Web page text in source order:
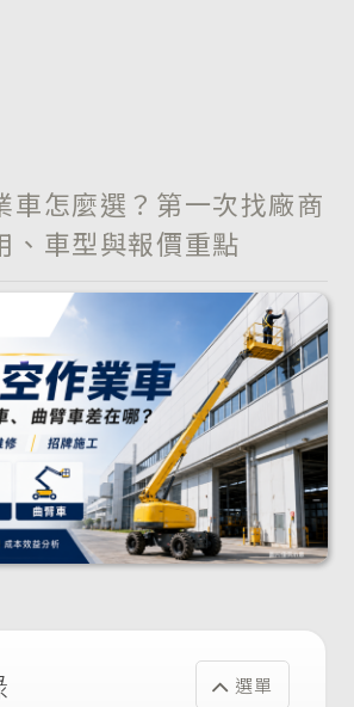
車怎麼選？第一次找廠商
、車型與報價重點
選單